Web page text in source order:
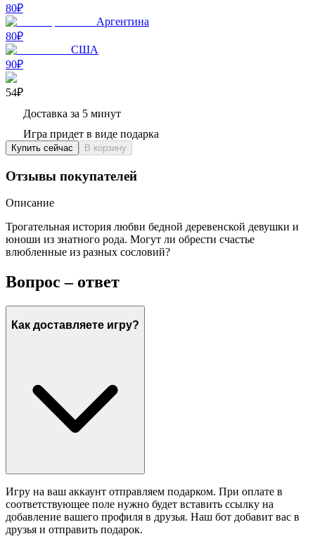
80₽
Аргентина
80₽
США
90₽
54₽
Доставка за 5 минут
Игра придет в виде подарка
Купить сейчас В корзину
Отзывы покупателей
Описание
Трогательная история любви бедной деревенской девушки и
юноши из знатного рода. Могут ли обрести счастье
влюбленные из разных сословий?
Вопрос – ответ
Как доставляете игру?
Игру на ваш аккаунт отправляем подарком. При оплате в
соответствующее поле нужно будет вставить ссылку на
добавление вашего профиля в друзья. Наш бот добавит вас в
друзья и отправить подарок.